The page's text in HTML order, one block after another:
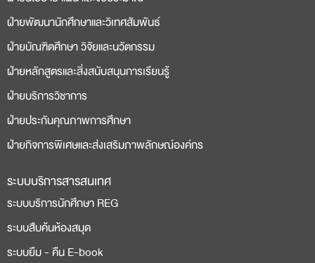
ฝ่ายพัฒนานักศึกษาและวิเทศสัมพันธ์
ฝ่ายบัณฑิตศึกษา วิจัยและนวัตกรรม
ฝ่ายหลักสูตรและสิ่งสนับสนุนการเรียนรู้
ฝ่ายบริการวิชาการ
ฝ่ายประกันคุณภาพการศึกษา
ฝ่ายกิจการพิเศษและส่งเสริมภาพลักษณ์องค์กร
ระบบบริการสารสนเทศ
ระบบบริการนักศึกษา REG
ระบบสืบค้นห้องสมุด
ระบบยืม - คืน E-book